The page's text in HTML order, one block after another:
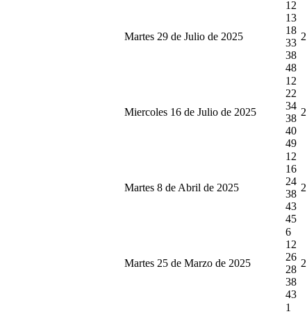
Martes 29 de Julio de 2025
12
13
18
33
38
48
2
Miercoles 16 de Julio de 2025
12
22
34
38
40
49
2
Martes 8 de Abril de 2025
12
16
24
38
43
45
2
Martes 25 de Marzo de 2025
6
12
26
28
38
43
2
1